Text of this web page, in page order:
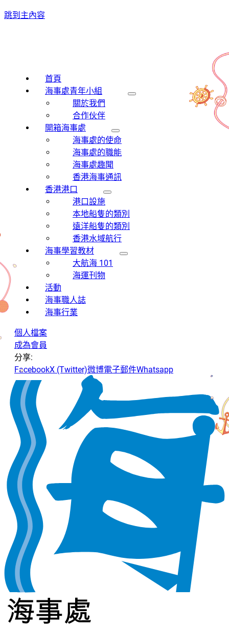
跳到主內容
首頁
海事處青年小組
關於我們
合作伙伴
開箱海事處
海事處的使命
海事處的職能
海事處趣聞
香港海事通訊
香港港口
港口設施
本地船隻的類別
遠洋船隻的類別
香港水域航行
海事學習教材
大航海 101
海運刊物
活動
海事職人誌
海事行業
個人檔案
成為會員
分享:
FacebookX (Twitter)微博電子郵件Whatsapp